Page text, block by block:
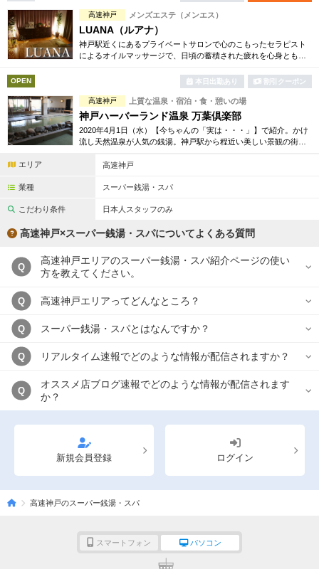
専用駐車場あり 有資格者在籍
日本人スタッフのみ 女性スタッフのみ
スタッフ指名可 Ｗセラピスト
駅から徒歩5分以内
こだわり条件を変更
高速神戸 メンズエステ（メンエス）
LUANA（ルアナ）
神戸駅近くにあるプライベートサロンで心のこもったセラピスト
によるオイルマッサージで、日頃の蓄積された疲れを心身ともに
OPEN 本日出勤あり 割引クーポン
高速神戸 上質な温泉・宿泊・食・憩いの場
神戸ハーバーランド温泉 万葉倶楽部
2020年4月1日（水）【今ちゃんの「実は・・・」】で紹介。かけ
流し天然温泉が人気の銭湯。神戸駅から程近い美しい景観の街に
市の温泉郷」です。
エリア 高速神戸
業種 スーパー銭湯・スパ
こだわり条件 日本人スタッフのみ
高速神戸×スーパー銭湯・スパについてよくある質問
Q
高速神戸エリアのスーパー銭湯・スパ紹介ページの使い
方を教えてください。
Q 高速神戸エリアってどんなところ？
Q スーパー銭湯・スパとはなんですか？
Q リアルタイム速報でどのような情報が配信されますか？
Q
オススメ店ブログ速報でどのような情報が配信されます
か？
新規会員登録 ログイン
高速神戸のスーパー銭湯・スパ
スマートフォン パソコン